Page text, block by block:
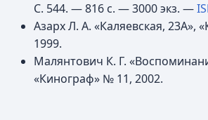
С. 544. — 816 с. —3000 экз. —
Азарх Л. А. «Каляевская, 23А»,
1999.
Малянтович К. Г.
«Кинограф» № 11, 2002.